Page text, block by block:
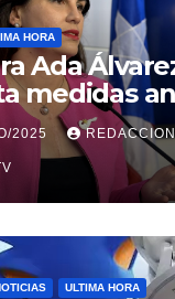
HORA
Ada
medidas
en el
2025 REDACCION
ULTIMA HORA